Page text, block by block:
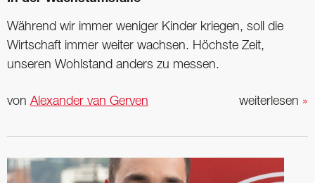
Während wir immer weniger Kinder kriegen, soll die
Wirtschaft immer weiter wachsen. Höchste Zeit,
unseren Wohlstand anders zu messen.
weiterlesen »
von Alexander van Gerven